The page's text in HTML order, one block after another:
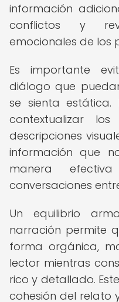
información
conflictos y
emocionales de los
Es importante
diálogo que
se sienta
contextualizar
descripciones
información que
manera
conversaciones
Un equilibrio
narración permite
forma orgánica,
lector mientras
rico y detallado.
cohesión del relato